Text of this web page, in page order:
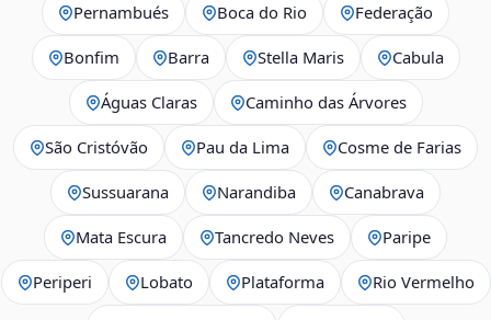
Pernambués Boca do Rio Federação
Bonfim Barra Stella Maris Cabula
Águas Claras Caminho das Árvores
São Cristóvão Pau da Lima Cosme de Farias
Sussuarana Narandiba Canabrava
Mata Escura Tancredo Neves Paripe
Periperi Lobato Plataforma Rio Vermelho